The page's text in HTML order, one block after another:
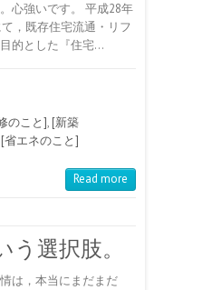
心強いです。 平成28年
，既存住宅流通・リフ
的とした『住宅…
のこと], [新築
[省エネのこと]
Read more
う選択肢。
は，本当にまだまだ